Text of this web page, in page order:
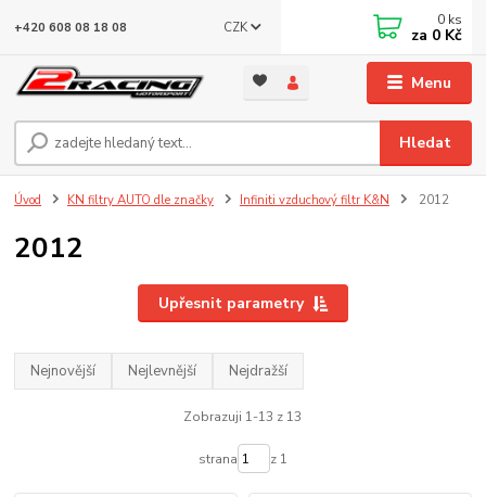
Menu
CZK
Hledat
+420 608 08 18 08 0 ks
za 0 Kč
Úvod KN filtry AUTO dle značky Infiniti vzduchový filtr K&N 2012
2012
Upřesnit parametry
Nejnovější Nejlevnější Nejdražší
Zobrazuji 1-13 z 13
strana z 1